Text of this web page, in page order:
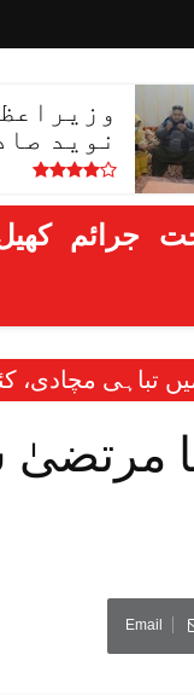
نوید
جرائم
گاڑیاں
مرتضیٰ
Email